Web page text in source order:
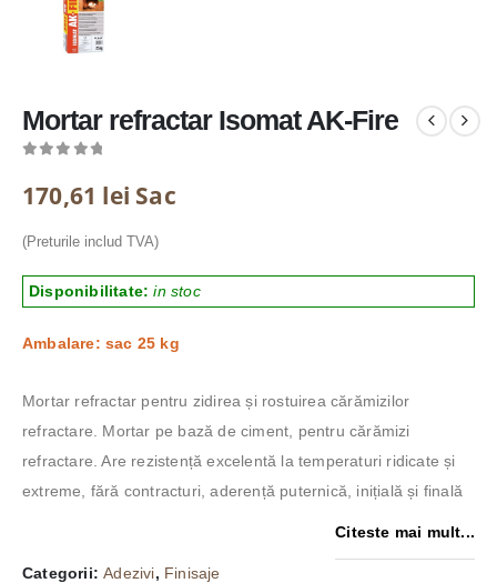
Mortar refractar Isomat AK-Fire
170,61 lei Sac
(Preturile includ TVA)
Disponibilitate:in stoc
Ambalare: sac 25 kg
Mortar refractar pentru zidirea și rostuirea cărămizilor
refractare. Mortar pe bază de ciment, pentru cărămizi
refractare. Are rezistență excelentă la temperaturi ridicate și
extreme, fără contracturi, aderență puternică, inițială și finală
Citeste mai mult...
Categorii:Adezivi, Finisaje